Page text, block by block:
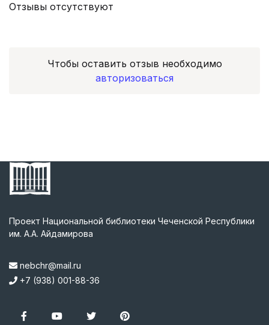
Отзывы отсутствуют
Чтобы оставить отзыв необходимо
авторизоваться
Проект Национальной библиотеки Чеченской Республики
им. А.А. Айдамирова
nebchr@mail.ru
+7 (938) 001-88-36